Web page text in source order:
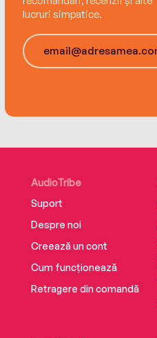
lucruri simpatice.
AudioTribe
Suport
Despre noi
Creează un cont
Cum funcționează
Retragere din comandă